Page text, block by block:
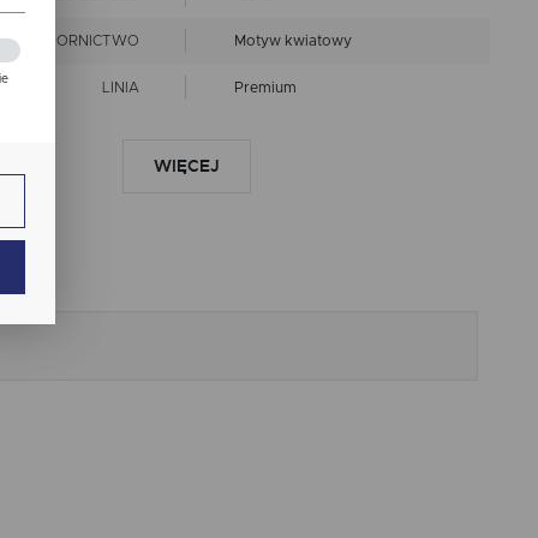
WZORNICTWO Motyw kwiatowy
LINIA Premium
KONSERWACJI
ROZMIARU
WIĘCEJ